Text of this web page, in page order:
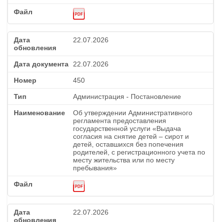
22.07.2026
22.07.2026
450
Администрация - Постановление
Об утверждении Административного
регламента предоставления
государственной услуги «Выдача
согласия на снятие детей – сирот и
детей, оставшихся без попечения
родителей, с регистрационного учета по
месту жительства или по месту
пребывания»
22.07.2026